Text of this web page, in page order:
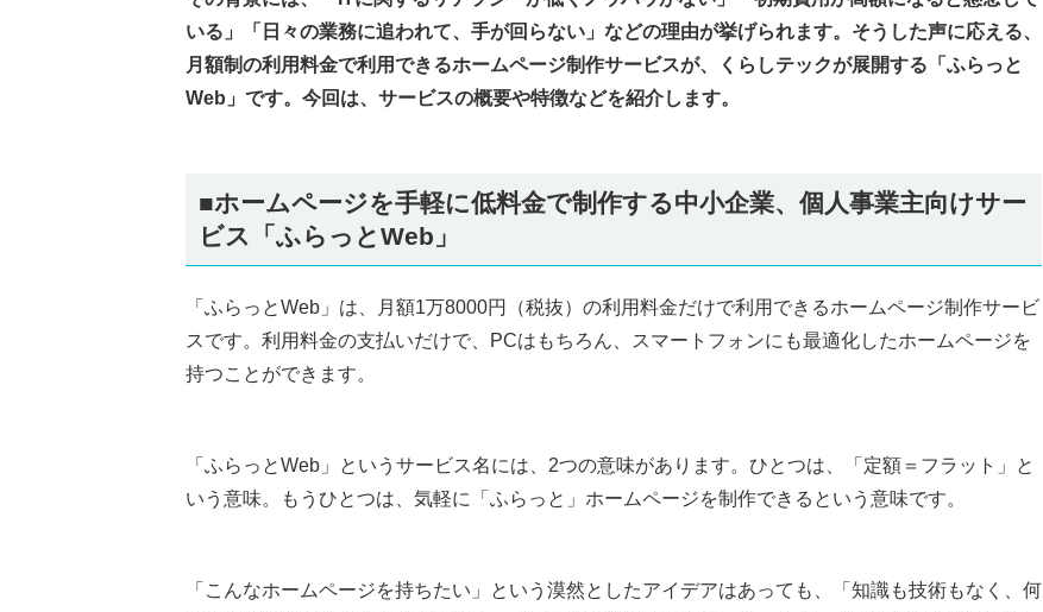
いる」「日々の業務に追われて、手が回らない」などの理由が挙げられます。そうした声に応える、
月額制の利用料金で利用できるホームページ制作サービスが、くらしテックが展開する「ふらっと
Web」です。今回は、サービスの概要や特徴などを紹介します。
■ホームページを手軽に低料金で制作する中小企業、個人事業主向けサー
ビス「ふらっとWeb」
「ふらっとWeb」は、月額1万8000円（税抜）の利用料金だけで利用できるホームページ制作サービ
スです。利用料金の支払いだけで、PCはもちろん、スマートフォンにも最適化したホームページを
持つことができます。
「ふらっとWeb」というサービス名には、2つの意味があります。ひとつは、「定額＝フラット」と
いう意味。もうひとつは、気軽に「ふらっと」ホームページを制作できるという意味です。
「こんなホームページを持ちたい」という漠然としたアイデアはあっても、「知識も技術もなく、何